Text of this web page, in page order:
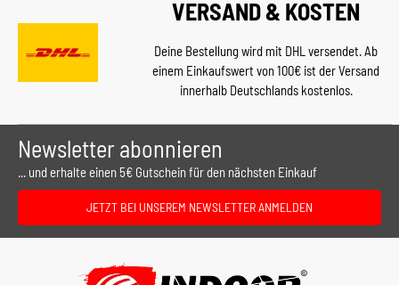
VERSAND & KOSTEN
Deine Bestellung wird mit DHL versendet. Ab
einem Einkaufswert von 100€ ist der Versand
innerhalb Deutschlands kostenlos.
Newsletter abonnieren
... und erhalte einen 5€ Gutschein für den nächsten Einkauf
JETZT BEI UNSEREM NEWSLETTER ANMELDEN